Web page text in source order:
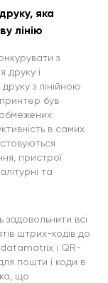
яка
лінію
з
друку і
з лінійною
був
в самих
пристрої
та
задовольнити всі
штрих-кодів до
datamatrix і QR-
пошти і коди в
що